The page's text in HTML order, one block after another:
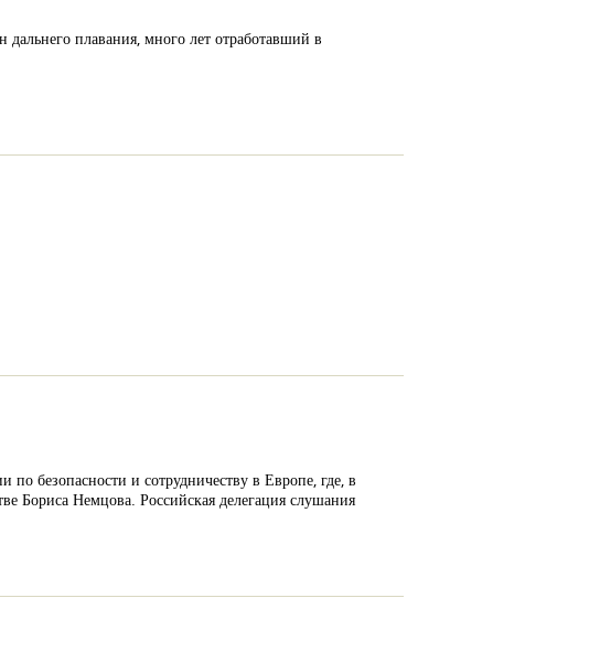
плавания, много лет отработавший в
безопасности и сотрудничеству в Европе, где, в
Бориса Немцова. Российская делегация слушания